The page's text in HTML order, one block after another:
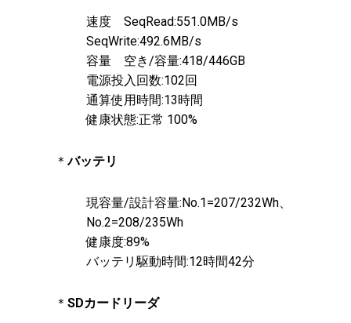
速度 SeqRead:551.0MB/s
SeqWrite:492.6MB/s
容量 空き/容量:418/446GB
電源投入回数:102回
通算使用時間:13時間
健康状態:正常 100%
＊バッテリ
現容量/設計容量:No.1=207/232Wh、
No.2=208/235Wh
健康度:89%
バッテリ駆動時間:12時間42分
＊ SDカードリーダ